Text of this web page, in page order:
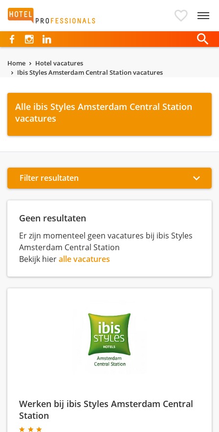
Hotelprofessionals
Home
Hotel vacatures
Ibis Styles Amsterdam Central Station vacatures
Alle ibis Styles Amsterdam Central Station
vacatures
Filter resultaten
Geen resultaten
Er zijn momenteel geen vacatures bij ibis Styles
Amsterdam Central Station
Bekijk hieralle vacatures
Werken bij ibis Styles Amsterdam Central
Station